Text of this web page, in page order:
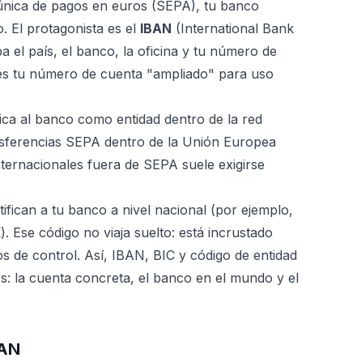
de pagos en euros (SEPA), tu banco
El protagonista es el IBAN (International Bank
el país, el banco, la oficina y tu número de
tu número de cuenta "ampliado" para uso
al banco como entidad dentro de la red
SEPA dentro de la Unión Europea
fuera de SEPA suele exigirse
a tu banco a nivel nacional (por ejemplo,
Ese código no viaja suelto: está incrustado
de control. Así, IBAN, BIC y código de entidad
la cuenta concreta, el banco en el mundo y el